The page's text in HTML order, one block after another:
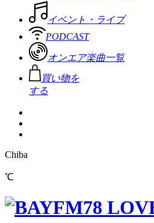
イベント・ライブ
PODCAST
オンエア楽曲一覧
買い物を
する
Chiba
℃